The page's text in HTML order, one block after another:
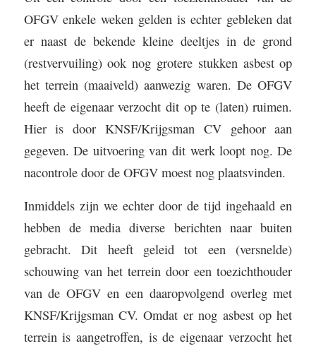
OFGV enkele weken gelden is echter gebleken dat
er naast de bekende kleine deeltjes in de grond
(restvervuiling) ook nog grotere stukken asbest op
het terrein (maaiveld) aanwezig waren. De OFGV
heeft de eigenaar verzocht dit op te (laten) ruimen.
Hier is door KNSF/Krijgsman CV gehoor aan
gegeven. De uitvoering van dit werk loopt nog. De
nacontrole door de OFGV moest nog plaatsvinden.
Inmiddels zijn we echter door de tijd ingehaald en
hebben de media diverse berichten naar buiten
gebracht. Dit heeft geleid tot een (versnelde)
schouwing van het terrein door een toezichthouder
van de OFGV en een daaropvolgend overleg met
KNSF/Krijgsman CV. Omdat er nog asbest op het
terrein is aangetroffen, is de eigenaar verzocht het